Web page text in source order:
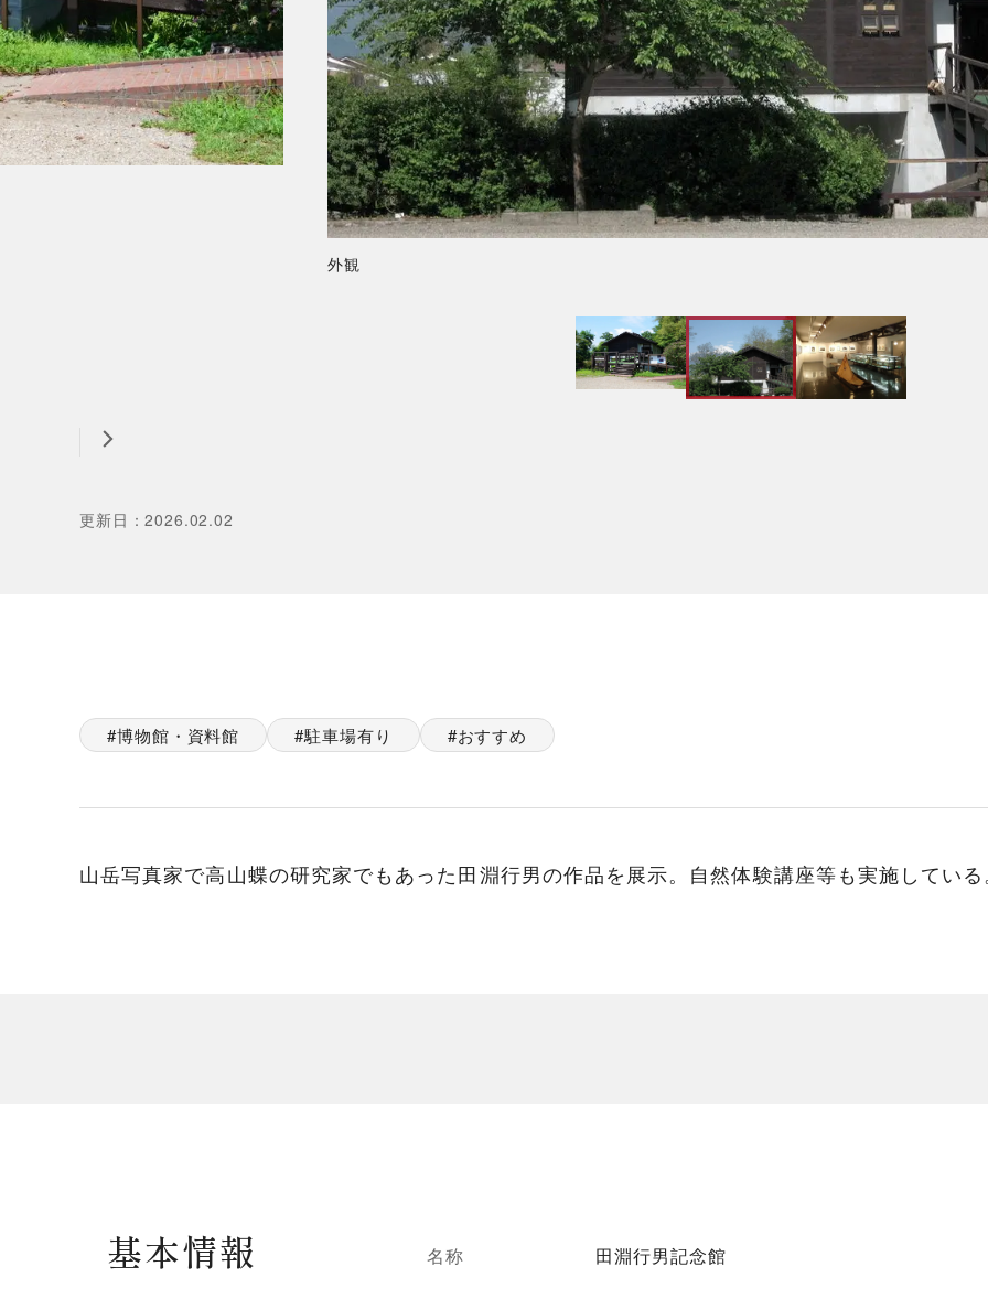
外観
更新日 ：2026.02.02
博物館・資料館 駐車場有り おすすめ
山岳写真家で高山蝶の研究家でもあった田淵行男の作品を展示。自然体験講座等も実施してい
基本情報 名称 田淵行男記念館